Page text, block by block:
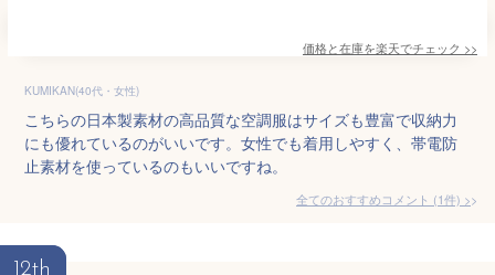
価格と在庫を楽天でチェック >>
KUMIKAN(40代・女性)
こちらの日本製素材の高品質な空調服はサイズも豊富で収納力
にも優れているのがいいです。女性でも着用しやすく、帯電防
止素材を使っているのもいいですね。
全てのおすすめコメント (1件) >
12th